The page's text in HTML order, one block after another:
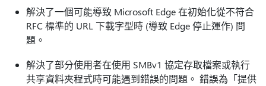
解決了一個可能導致 Microsoft Edge 在初始化從不符合
RFC 標準的 URL 下載字型時 (導致 Edge 停止運作) 問
題。
解決了部分使用者在使用 SMBv1 協定存取檔案或執行
共享資料夾程式時可能遇到錯誤的問題。 錯誤為「提供